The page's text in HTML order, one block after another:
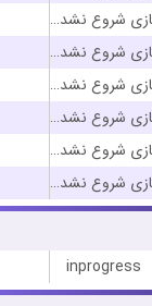
بازی شروع نشده است
بازی شروع نشده است
بازی شروع نشده است
بازی شروع نشده است
بازی شروع نشده است
بازی شروع نشده است
inprogress